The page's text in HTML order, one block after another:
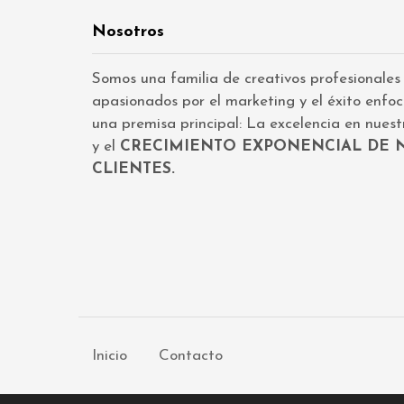
Nosotros
Somos una familia de creativos profesionales
apasionados por el marketing y el éxito
una premisa principal: La excelencia en
y el CRECIMIENTO EXPONENCIAL DE
CLIENTES.
Inicio Contacto